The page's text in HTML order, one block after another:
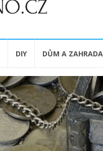
DIY DŮM A ZAHRADA